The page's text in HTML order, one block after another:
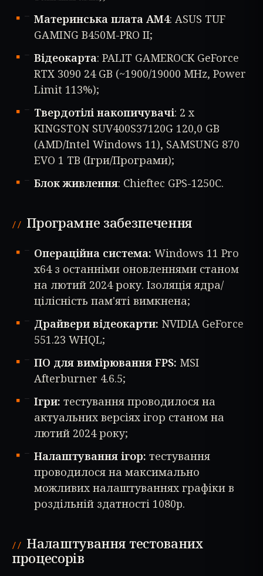
Материнська плата AM4: ASUS TUF
GAMING B450M-PRO II;
Відеокарта: PALIT GAMEROCK GeForce
RTX 3090 24 GB (~1900/19000 MHz, Power
Limit 113%);
Твердотілі накопичувачі: 2 x
KINGSTON SUV400S37120G 120,0 GB
(AMD/Intel Windows 11), SAMSUNG 870
EVO 1 TB (Ігри/Програми);
Блок живлення: Chieftec GPS-1250C.
Програмне забезпечення
Операційна система: Windows 11 Pro
x64 з останніми оновленнями станом
на лютий 2024 року. Ізоляція ядра/
цілісність пам'яті вимкнена;
Драйвери відеокарти: NVIDIA GeForce
551.23 WHQL;
ПО для вимірювання FPS: MSI
Afterburner 4.6.5;
Ігри: тестування проводилося на
актуальних версіях ігор станом на
лютий 2024 року;
Налаштування ігор: тестування
проводилося на максимально
можливих налаштуваннях графіки в
роздільній здатності 1080p.
Налаштування тестованих
процесорів